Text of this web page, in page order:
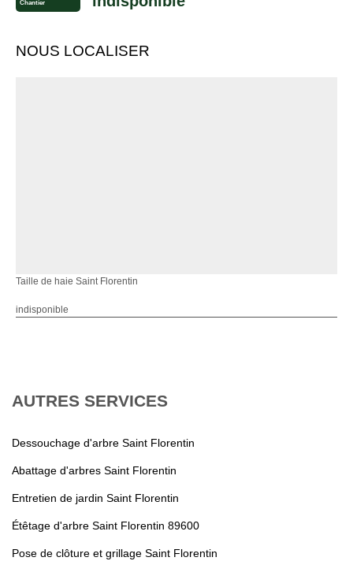
Chantier
NOUS LOCALISER
Taille de haie Saint Florentin
indisponible
AUTRES SERVICES
Dessouchage d'arbre Saint Florentin
Abattage d'arbres Saint Florentin
Entretien de jardin Saint Florentin
Étêtage d'arbre Saint Florentin 89600
Pose de clôture et grillage Saint Florentin